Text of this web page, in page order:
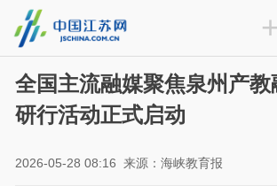
+
全国主流融媒聚焦泉州产教
研行活动正式启动
2026-05-28 08:16 来源：海峡教育报